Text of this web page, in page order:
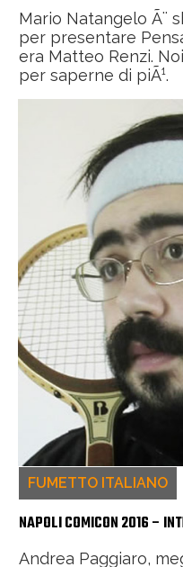
Mario Natangelo Ã¨
per presentare
era Matteo Renzi.
per saperne di piÃ¹.
FUMETTO ITALIANO
NAPOLI COMICON 2016 –
Andrea Paggiaro,